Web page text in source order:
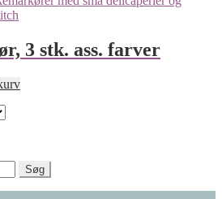
3 stk. ass. farver